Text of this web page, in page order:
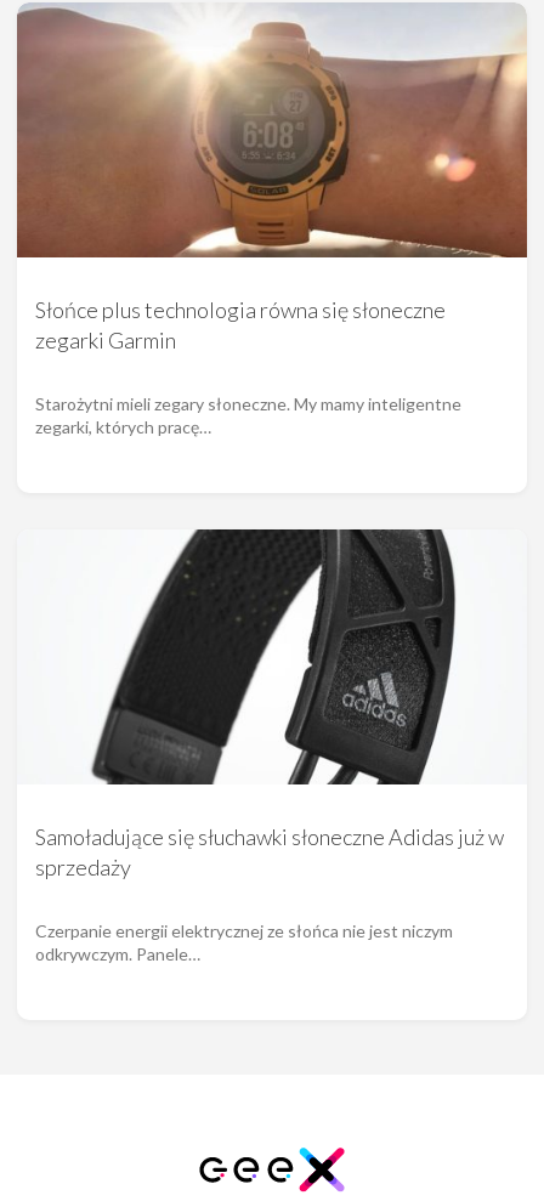
Słońce plus technologia równa się słoneczne
zegarki Garmin
Starożytni mieli zegary słoneczne. My mamy inteligentne
zegarki, których pracę…
Samoładujące się słuchawki słoneczne Adidas już w
sprzedaży
Czerpanie energii elektrycznej ze słońca nie jest niczym
odkrywczym. Panele…